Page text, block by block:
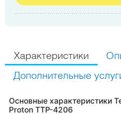
Характеристики
Дополнительные
Основные характеристики
Proton TTP-4206